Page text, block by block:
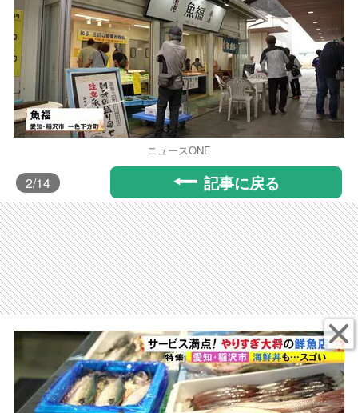
ニュースONE
2/14 記事に戻る